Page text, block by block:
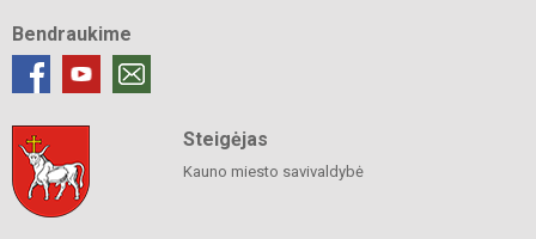
Bendraukime
Steigėjas
Kauno miesto savivaldybė